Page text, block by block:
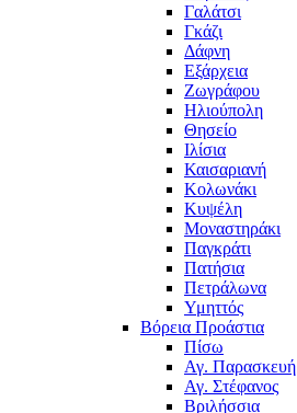
Γαλάτσι
Γκάζι
Δάφνη
Εξάρχεια
Ζωγράφου
Ηλιούπολη
Θησείο
Ιλίσια
Καισαριανή
Κολωνάκι
Κυψέλη
Μοναστηράκι
Παγκράτι
Πατήσια
Πετράλωνα
Υμηττός
Βόρεια Προάστια
Πίσω
Αγ. Παρασκευή
Αγ. Στέφανος
Βριλήσσια